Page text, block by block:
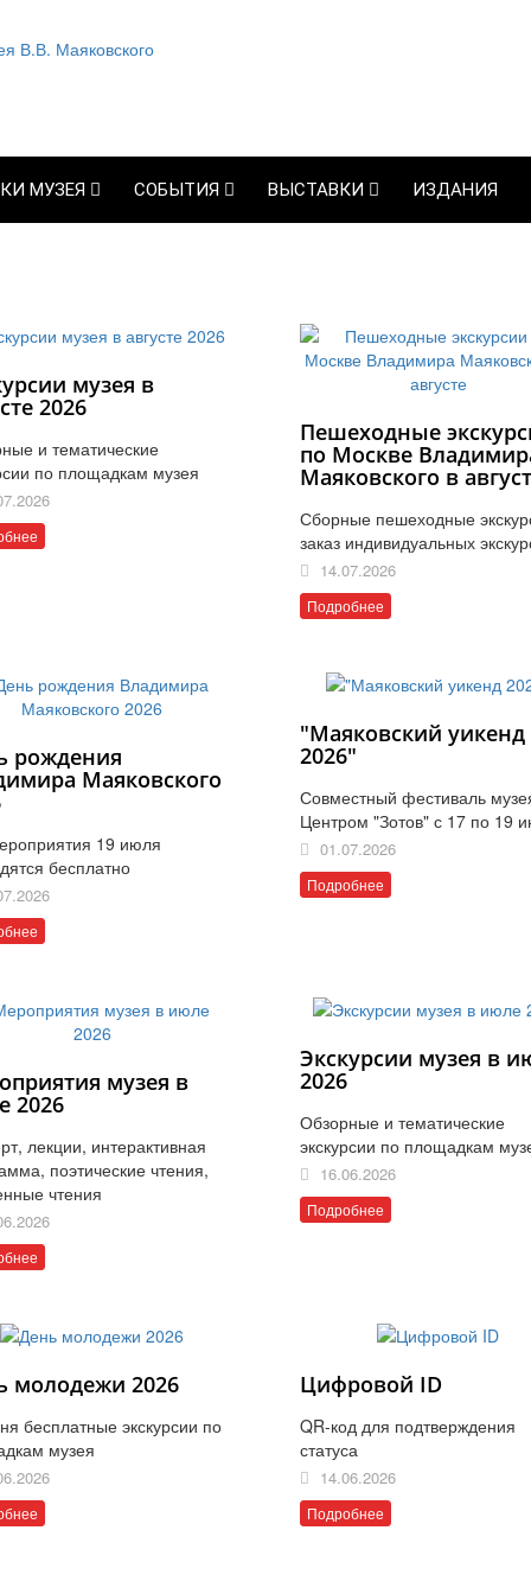
МУЗЕЯ СОБЫТИЯ ВЫСТАВКИ ИЗДАНИЯ
музея в
2026
и тематические
по площадкам музея
Пешеходные
по Москве
Маяковского в
Сборные пешеходные
заказ индивидуальных
14.07.2026
Подробнее
рождения
Маяковского
19 июля
бесплатно
"Маяковский уикенд
2026"
Совместный фестиваль
Центром "Зотов" с 17 по 19
01.07.2026
Подробнее
музея в
2026
лекции, интерактивная
поэтические чтения,
чтения
Экскурсии музея в
2026
Обзорные и тематические
экскурсии по площадкам
16.06.2026
Подробнее
молодежи 2026
бесплатные экскурсии по
музея
Цифровой ID
QR-код для подтверждения
статуса
14.06.2026
Подробнее